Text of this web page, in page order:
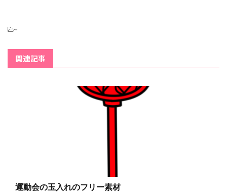
-
関連記事
運動会の玉入れのフリー素材